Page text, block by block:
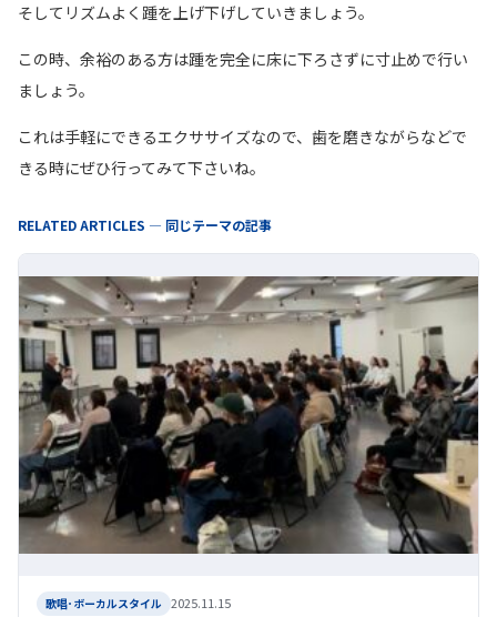
そしてリズムよく踵を上げ下げしていきましょう。
この時、余裕のある方は踵を完全に床に下ろさずに寸止めで行い
ましょう。
これは手軽にできるエクササイズなので、歯を磨きながらなどで
きる時にぜひ行ってみて下さいね。
RELATED ARTICLES — 同じテーマの記事
歌唱･ボーカルスタイル 2025.11.15